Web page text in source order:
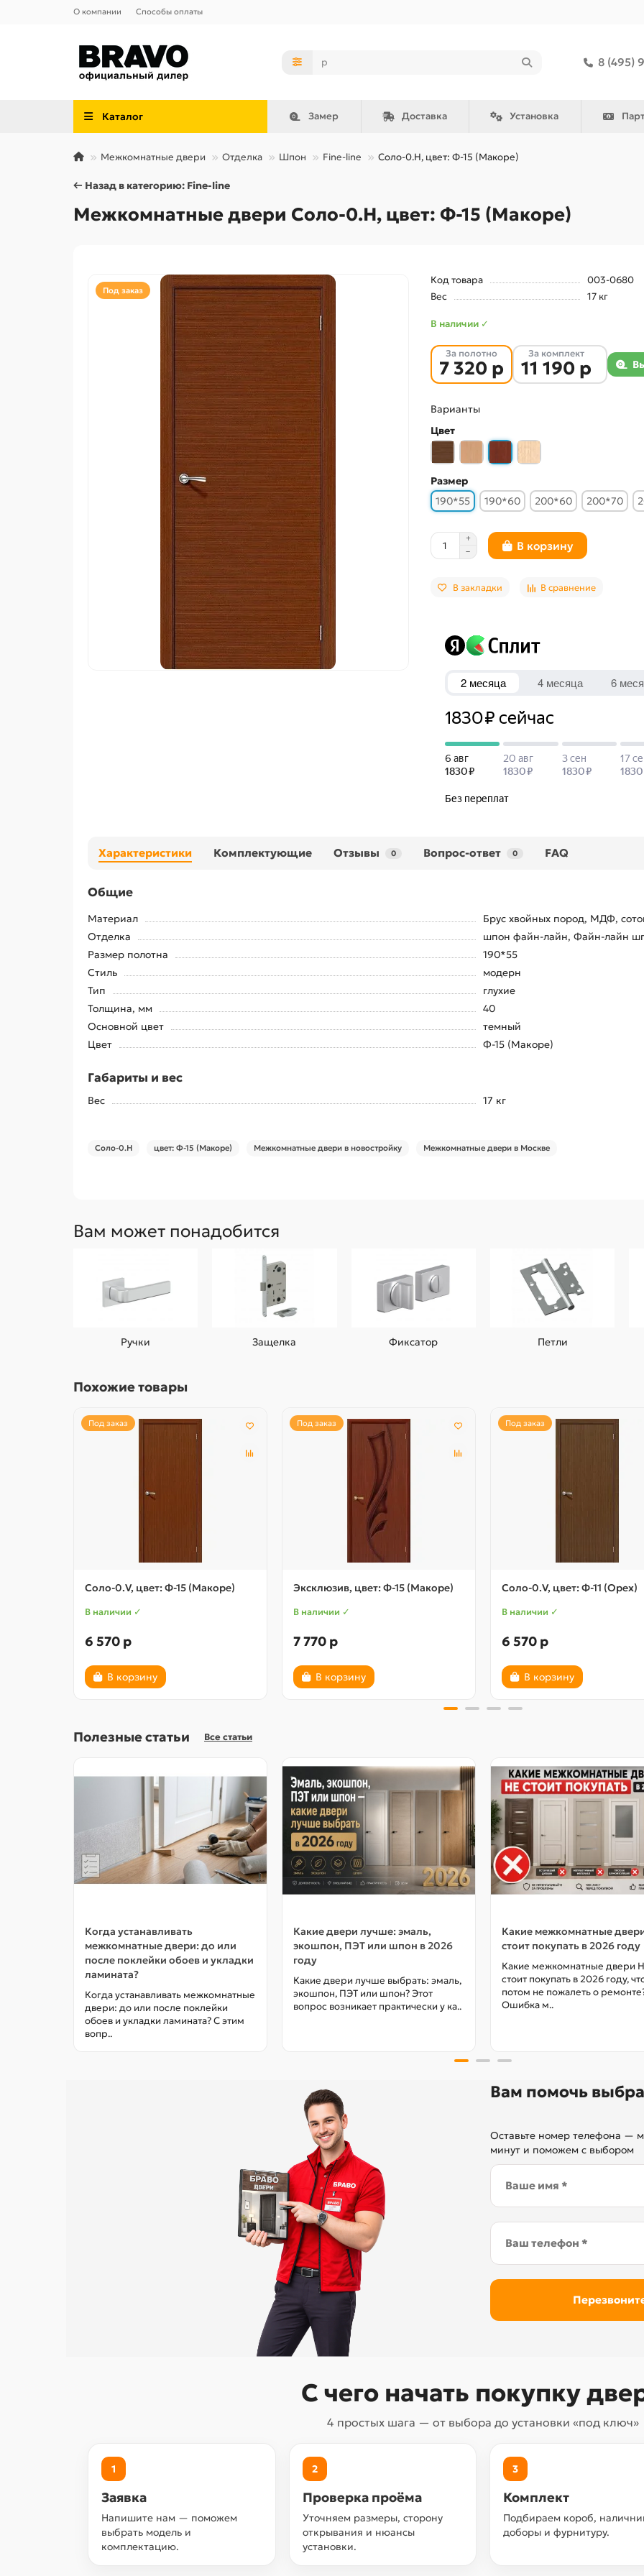
О компании Способы оплаты
8 (495)
Каталог Замер Доставка Установка
Межкомнатные двери Отделка Шпон Fine-line Соло-0.H, цвет: Ф-15 (Макоре)
← Назад в категорию: Fine-line
Межкомнатные двери Соло-0.H, цвет: Ф-15 (Макоре)
Под заказ
Код товара
003-0680
Вес
17 кг
В наличии ✓
За полотно
7 320 р
За комплект
11 190 р
Варианты
Цвет
Размер
190*55
190*60 200*60 200*70
В корзину
В закладки В сравнение
Характеристики Комплектующие Отзывы 0 Вопрос-ответ 0 FAQ
Общие
Материал
Брус хвойных пород, МДФ,
Отделка
шпон файн-лайн, Файн-лайн
Размер полотна
190*55
Стиль
модерн
Тип
глухие
Толщина, мм
40
Основной цвет
темный
Цвет
Ф-15 (Макоре)
Габариты и вес
Вес 17 кг
Соло-0.H цвет: Ф-15 (Макоре) Межкомнатные двери в новостройку Межкомнатные двери в Москве
Вам может понадобится
Ручки Защелка Фиксатор Петли
Похожие товары
Под заказ
Соло-0.V, цвет: Ф-15 (Макоре)
В наличии ✓
6 570 р
В корзину
Под заказ
Эксклюзив, цвет: Ф-15 (Макоре)
В наличии ✓
7 770 р
В корзину
Под заказ
Соло-0.V, цвет: Ф-11 (Орех)
В наличии ✓
6 570 р
В корзину
Полезные статьи Все статьи
Когда устанавливать
межкомнатные двери: до или
после поклейки обоев и укладки
ламината?
Когда устанавливать межкомнатные
двери: до или после поклейки
обоев и укладки ламината? С этим
вопр..
Какие двери лучше: эмаль,
экошпон, ПЭТ или шпон в 2026
году
Какие двери лучше выбрать: эмаль,
экошпон, ПЭТ или шпон? Этот
вопрос возникает практически у ка..
Какие межкомнатные
стоит покупать в 2026 году
Какие межкомнатные двери
стоит покупать в 2026 году,
потом не пожалеть о
Ошибка м..
Вам помочь
Оставьте номер телефона —
минут и поможем с выбором
С чего начать покупку
4 простых шага — от выбора до установки «под ключ»
1
Заявка
Напишите нам — поможем
выбрать модель и
комплектацию.
2
Проверка проёма
Уточняем размеры, сторону
открывания и нюансы
установки.
3
Комплект
Подбираем короб,
доборы и фурнитуру.